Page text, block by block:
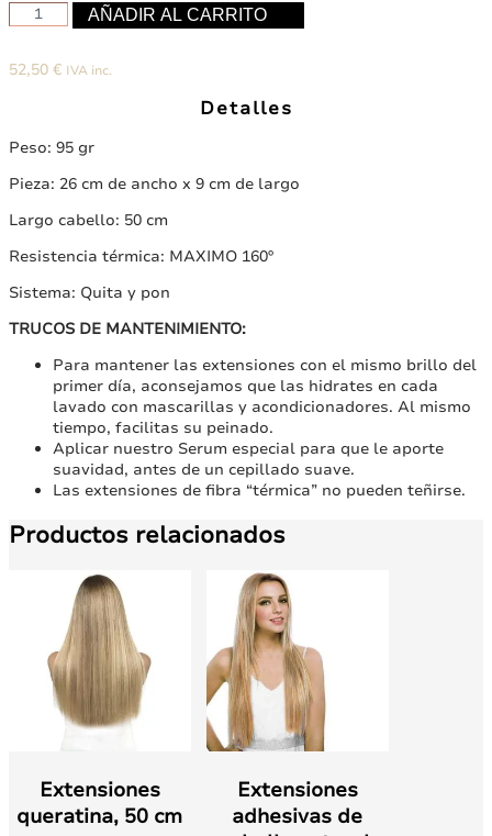
KOMPLET
TERMIC
pieza
de
fibra
térmica
95
cantidad
AÑADIR AL CARRITO
52,50 € IVA inc.
Detalles
Peso: 95 gr
Pieza: 26 cm de ancho x 9 cm de largo
Largo cabello: 50 cm
Resistencia térmica: MAXIMO 160º
Sistema: Quita y pon
TRUCOS DE MANTENIMIENTO:
Para mantener las extensiones con el mismo brillo del
primer día, aconsejamos que las hidrates en cada
lavado con mascarillas y acondicionadores. Al mismo
tiempo, facilitas su peinado.
Aplicar nuestro Serum especial para que le aporte
suavidad, antes de un cepillado suave.
Las extensiones de fibra “térmica” no pueden teñirse.
Productos relacionados
Extensiones
queratina, 50 cm
Extensiones
adhesivas de